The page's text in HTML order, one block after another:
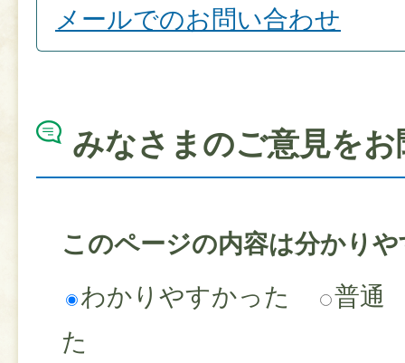
メールでのお問い合わせ
みなさまのご意見を
このページの内容は分かり
わかりやすかった
普通
た